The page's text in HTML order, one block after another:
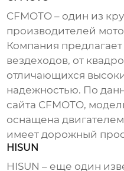
CFMOTO – один из
производителей
Компания
вездеходов, от
отличающихся
надежностью. По
сайта CFMOTO,
оснащена
имеет дорожный
HISUN
HISUN – еще один